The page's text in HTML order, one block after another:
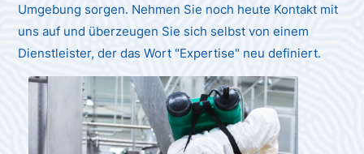
Umgebung sorgen. Nehmen Sie noch heute Kontakt mit
uns auf und überzeugen Sie sich selbst von einem
Dienstleister, der das Wort "Expertise" neu definiert.